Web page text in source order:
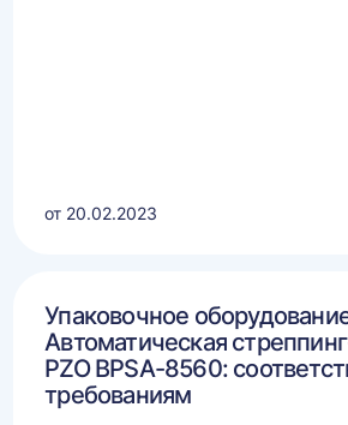
от 20.02.2023
Упаковочное
Автоматическая
PZO BPSA-8560:
требованиям